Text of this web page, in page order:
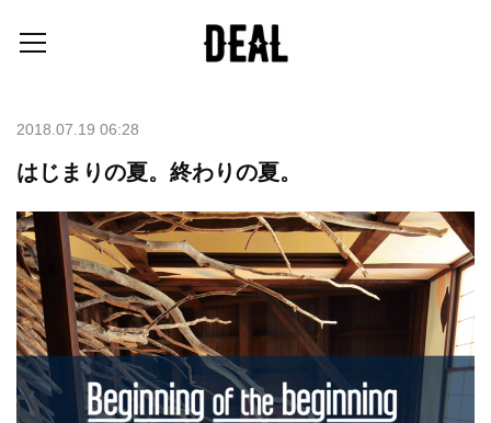
2018.07.19 06:28
はじまりの夏。終わりの夏。